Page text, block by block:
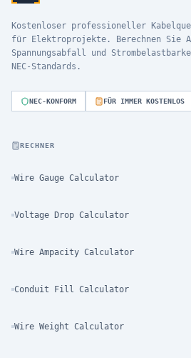
Kostenloser professioneller
für Elektroprojekte. Berechnen Sie
Spannungsabfall und
NEC-Standards.
NEC-KONFORM FÜR IMMER KOSTENLOS
RECHNER
Wire Gauge Calculator
Voltage Drop Calculator
Wire Ampacity Calculator
Conduit Fill Calculator
Wire Weight Calculator